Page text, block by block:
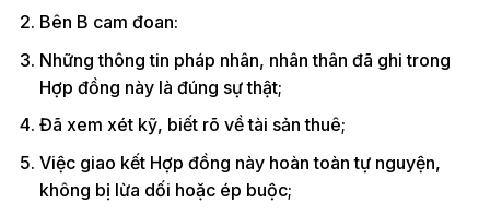
Bên B cam đoan:
Những thông tin pháp nhân, nhân thân đã ghi trong
Hợp đồng này là đúng sự thật;
Đã xem xét kỹ, biết rõ về tài sản thuê;
Việc giao kết Hợp đồng này hoàn toàn tự nguyện,
không bị lừa dối hoặc ép buộc;